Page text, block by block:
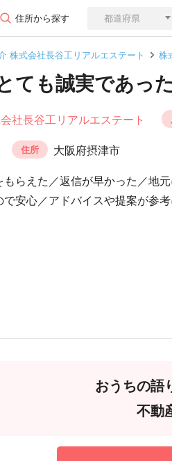
住所から探す
株式会社長谷工リアルエステート 株
ても誠実であっ
社長谷工リアルエステート
住所 大阪府摂津市
もらえた／返信が早かった／地
で安心／アドバイスや提案が参
おうちの語
不動